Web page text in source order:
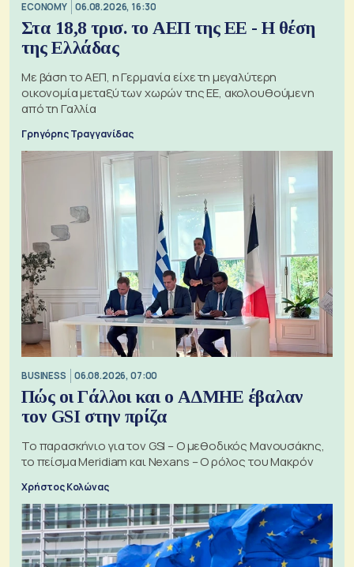
ECONOMY 06.08.2026, 16:30
Στα 18,8 τρισ. το ΑΕΠ της ΕΕ - Η θέση
της Ελλάδας
Με βάση το ΑΕΠ, η Γερμανία είχε τη μεγαλύτερη
οικονομία μεταξύ των χωρών της ΕΕ, ακολουθούμενη
από τη Γαλλία
Γρηγόρης Τραγγανίδας
BUSINESS 06.08.2026, 07:00
Πώς οι Γάλλοι και ο ΑΔΜΗΕ έβαλαν
τον GSI στην πρίζα
Το παρασκήνιο για τον GSI – Ο μεθοδικός Μανουσάκης,
το πείσμα Meridiam και Nexans – Ο ρόλος του Μακρόν
Χρήστος Κολώνας